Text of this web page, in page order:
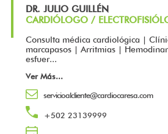
DR. JULIO GUILLÉN
CARDIÓLOGO /
Consulta médica cardiológica |
marcapasos | Arritmias |
esfuer...
Ver Más...
servicioalcliente@cardiocaresa.com
+502 23139999